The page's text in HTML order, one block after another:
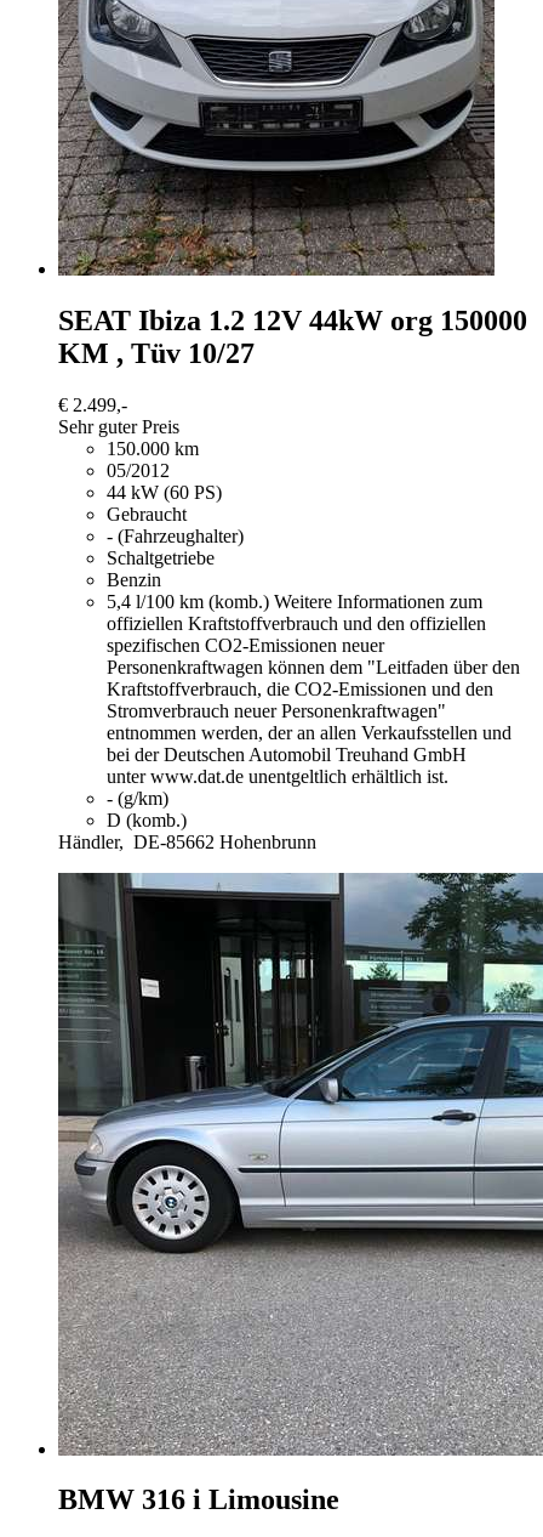
SEAT Ibiza 1.2 12V 44kW org 150000
KM , Tüv 10/27
€ 2.499,-
Sehr guter Preis
150.000 km
05/2012
44 kW (60 PS)
Gebraucht
- (Fahrzeughalter)
Schaltgetriebe
Benzin
5,4 l/100 km (komb.) Weitere Informationen zum
offiziellen Kraftstoffverbrauch und den offiziellen
spezifischen CO2-Emissionen neuer
Personenkraftwagen können dem "Leitfaden über den
Kraftstoffverbrauch, die CO2-Emissionen und den
Stromverbrauch neuer Personenkraftwagen"
entnommen werden, der an allen Verkaufsstellen und
bei der Deutschen Automobil Treuhand GmbH
unter www.dat.de unentgeltlich erhältlich ist.
- (g/km)
D (komb.)
Händler, DE-85662 Hohenbrunn
BMW 316 i Limousine